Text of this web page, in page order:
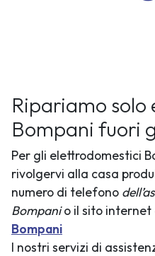
Ripariamo
Bompani fuori
Per gli elettrodomestici
rivolgervi alla casa
numero di telefono
Bompanio il sito internet
Bompani
I nostri servizi di